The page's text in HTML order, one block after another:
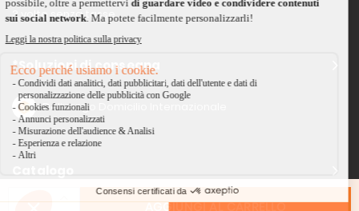
3 volte senza tasse
*Soluzioni di consegna
Delivengo Domicilio Internazionale
Catalogo